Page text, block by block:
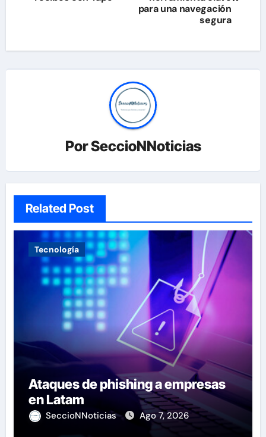
para una navegación
segura
PorSeccioNNoticias
Related Post
Tecnología
Ataques de phishing a empresas
en Latam
SeccioNNoticias Ago 7, 2026